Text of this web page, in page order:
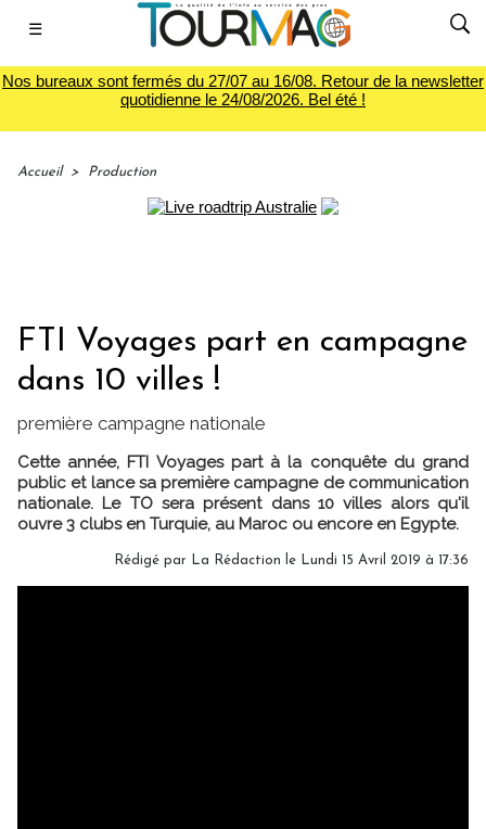
☰
Nos bureaux sont fermés du 27/07 au 16/08. Retour de la newsletter
quotidienne le 24/08/2026. Bel été !
Accueil > Production
FTI Voyages part en campagne
dans 10 villes !
première campagne nationale
Cette année, FTI Voyages part à la conquête du grand
public et lance sa première campagne de communication
nationale. Le TO sera présent dans 10 villes alors qu'il
ouvre 3 clubs en Turquie, au Maroc ou encore en Egypte.
Rédigé par La Rédaction le Lundi 15 Avril 2019 à 17:36